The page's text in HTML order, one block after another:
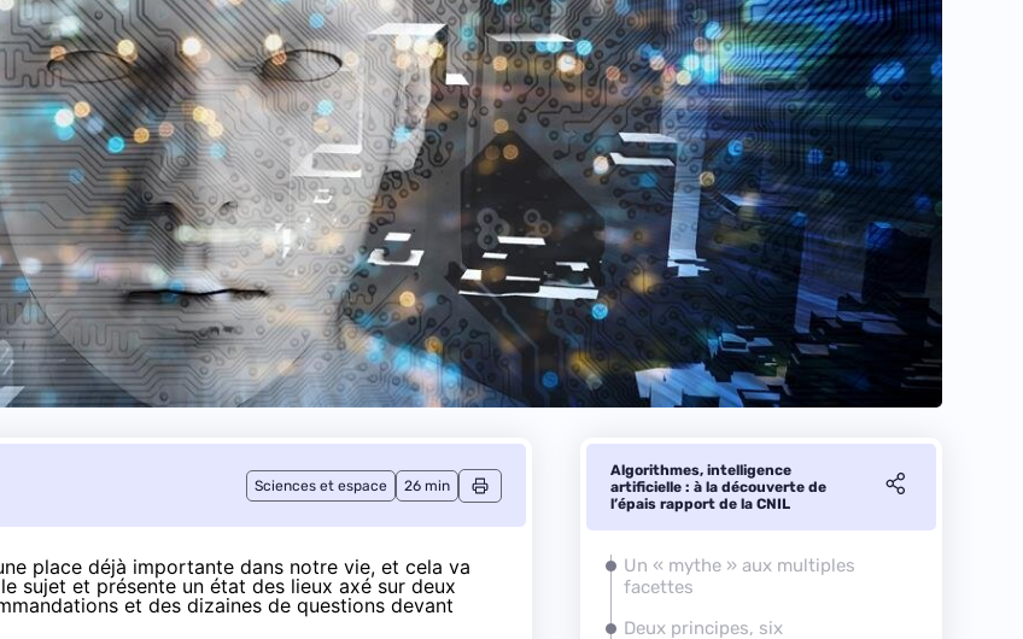
Sciences et espace 26 min
place déjà importante dans notre vie, et cela va
sujet et présente un état des lieux axé sur deux
et des dizaines de questions devant
Algorithmes, intelligence
artificielle : à la découverte de
l’épais rapport de la CNIL
Un « mythe » aux multiples
facettes
Deux principes, six